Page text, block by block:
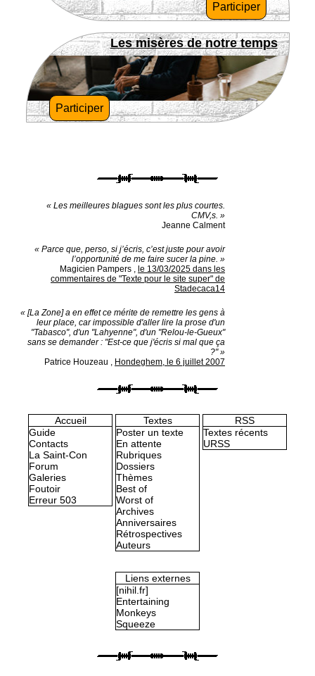
Participer
Les misères de notre temps
Participer
« Les meilleures blagues sont les plus courtes.
CMV,s. »
Jeanne Calment
« Parce que, perso, si j’écris, c’est juste pour avoir
l’opportunité de me faire sucer la pine. »
Magicien Pampers , le 13/03/2025 dans les
commentaires de "Texte pour le site super" de
Stadecaca14
« [La Zone] a en effet ce mérite de remettre les gens à
leur place, car impossible d'aller lire la prose d'un
"Tabasco", d'un "Lahyenne", d'un "Relou-le-Gueux"
sans se demander : "Est-ce que j'écris si mal que ça
?" »
Patrice Houzeau , Hondeghem, le 6 juillet 2007
Accueil
Guide
Contacts
La Saint-Con
Forum
Galeries
Foutoir
Erreur 503
Textes
Poster un texte
En attente
Rubriques
Dossiers
Thèmes
Best of
Worst of
Archives
Anniversaires
Rétrospectives
Auteurs
RSS
Textes récents
URSS
Liens externes
[nihil.fr]
Entertaining
Monkeys
Squeeze